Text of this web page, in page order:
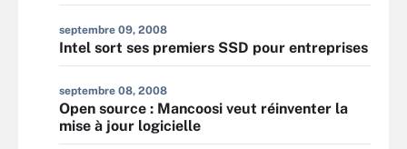
septembre 09, 2008
Intel sort ses premiers SSD pour entreprises
septembre 08, 2008
Open source : Mancoosi veut réinventer la
mise à jour logicielle